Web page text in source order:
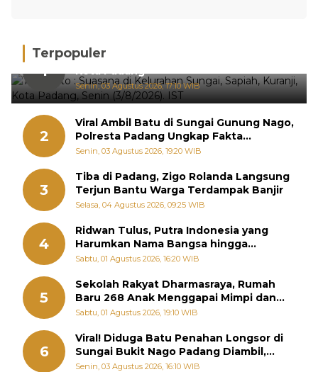
Terpopuler
1
Hujan Deras, 15 Titik Banjir Terdeteksi di
Kota Padang
Senin, 03 Agustus 2026, 17:10 WIB
2
Viral Ambil Batu di Sungai Gunung Nago,
Polresta Padang Ungkap Fakta
Sebenarnya
Senin, 03 Agustus 2026, 19:20 WIB
3
Tiba di Padang, Zigo Rolanda Langsung
Terjun Bantu Warga Terdampak Banjir
Selasa, 04 Agustus 2026, 09:25 WIB
4
Ridwan Tulus, Putra Indonesia yang
Harumkan Nama Bangsa hingga
Diabadikan dalam Buku Jepang
Sabtu, 01 Agustus 2026, 16:20 WIB
5
Sekolah Rakyat Dharmasraya, Rumah
Baru 268 Anak Menggapai Mimpi dan
Memutus Rantai Kemiskinan
Sabtu, 01 Agustus 2026, 19:10 WIB
6
Viral! Diduga Batu Penahan Longsor di
Sungai Bukit Nago Padang Diambil,
Warga Khawatir Bencana Terulang
Senin, 03 Agustus 2026, 16:10 WIB